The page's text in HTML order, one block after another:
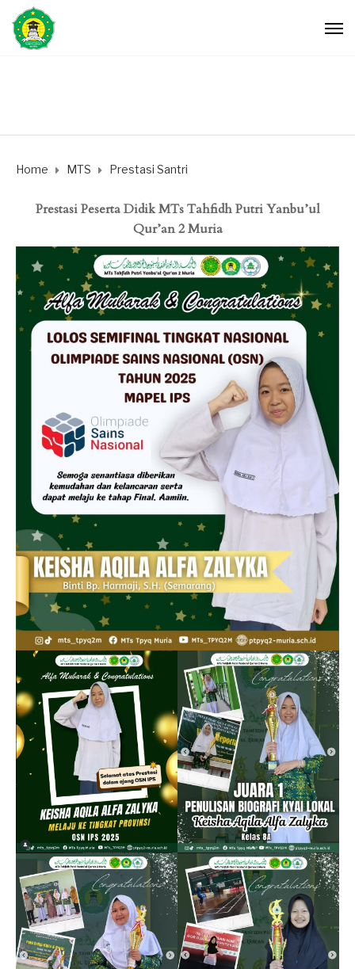
Home MTS Prestasi Santri
Prestasi Peserta Didik MTs Tahfidh Putri Yanbu’ul
Qur’an 2 Muria